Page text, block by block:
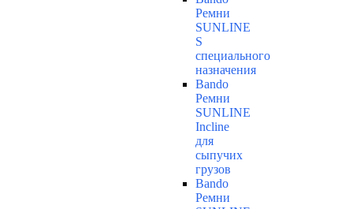
Ремни
SUNLINE
S
специального
назначения
Bando
Ремни
SUNLINE
Incline
для
сыпучих
грузов
Bando
Ремни